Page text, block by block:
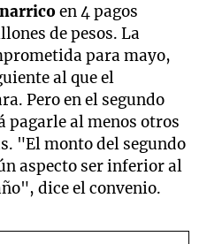
en 4 pagos
de pesos. La
para mayo,
al que el
Pero en el segundo
pagarle al menos otros
"El monto del segundo
aspecto ser inferior al
dice el convenio.